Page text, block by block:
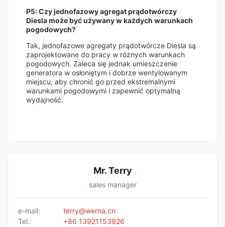
P5: Czy jednofazowy agregat prądotwórczy
Diesla może być używany w każdych warunkach
pogodowych?
Tak, jednofazowe agregaty prądotwórcze Diesla są
zaprojektowane do pracy w różnych warunkach
pogodowych. Zaleca się jednak umieszczenie
generatora w osłoniętym i dobrze wentylowanym
miejscu, aby chronić go przed ekstremalnymi
warunkami pogodowymi i zapewnić optymalną
wydajność.
Mr. Terry
sales manager
e-mail:
terry@werna.cn
Tel.:
+86 13921153926